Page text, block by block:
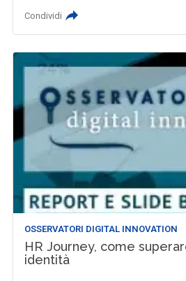
Condividi
OSSERVATORI DIGITAL INNOVATION
HR Journey, come
identità